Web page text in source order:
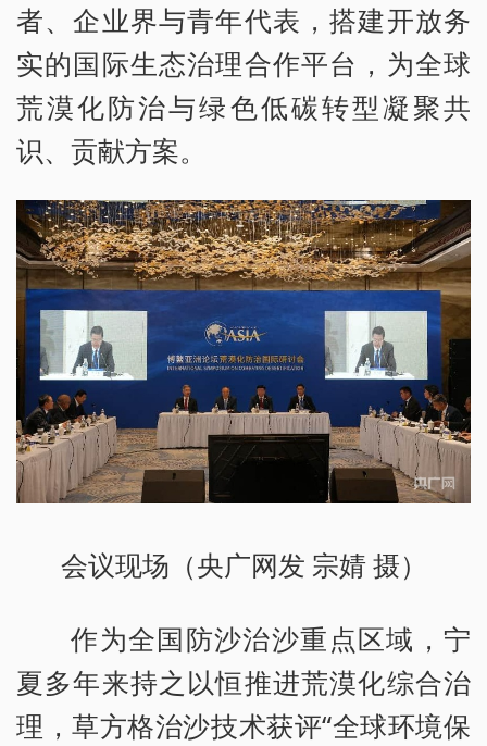
者、企业界与青年代表，搭建开放务
实的国际生态治理合作平台，为全球
荒漠化防治与绿色低碳转型凝聚共
识、贡献方案。
会议现场（央广网发 宗婧 摄）
作为全国防沙治沙重点区域，宁
夏多年来持之以恒推进荒漠化综合治
理，草方格治沙技术获评“全球环境保